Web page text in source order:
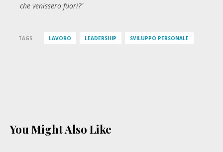
che venissero fuori?”
TAGS LAVORO LEADERSHIP SVILUPPO PERSONALE
You Might Also Like